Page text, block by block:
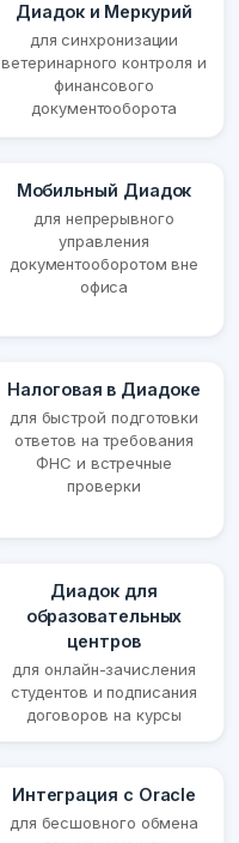
Диадок и Меркурий
для синхронизации
ветеринарного контроля и
финансового
документооборота
Мобильный Диадок
для непрерывного
управления
документооборотом вне
офиса
Налоговая в Диадоке
для быстрой подготовки
ответов на требования
ФНС и встречные
проверки
Диадок для
образовательных
центров
для онлайн-зачисления
студентов и подписания
договоров на курсы
Интеграция с Oracle
для бесшовного обмена